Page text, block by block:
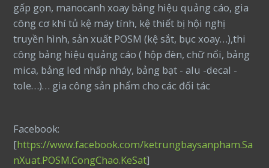
gấp gọn, manocanh xoay bảng hiệu quảng cáo, gia
công cơ khí tủ kệ máy tính, kệ thiết bị hội nghị
truyền hình, sản xuất POSM (kệ sắt, bục xoay…),thi
công bảng hiệu quảng cáo ( hộp đèn, chữ nổi, bảng
mica, bảng led nhấp nháy, bảng bạt - alu -decal -
tole…)… gia công sản phẩm cho các đối tác
Facebook:
[https://www.facebook.com/ketrungbaysanpham.Sa
nXuat.POSM.CongChao.KeSat]